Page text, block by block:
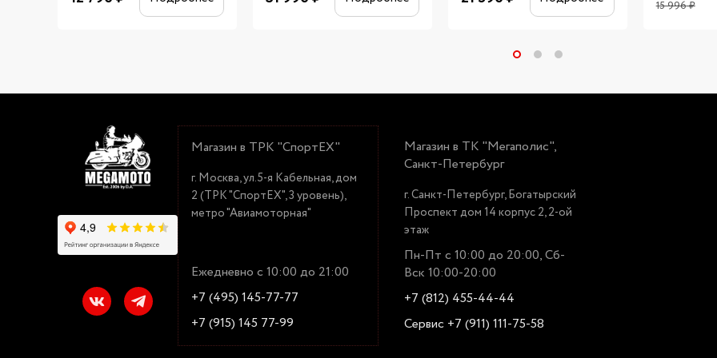
15 996₽
Магазин в ТРК "СпортЕХ"
г. Москва, ул.5-я Кабельная, дом
2 (ТРК "СпортЕХ", 3 уровень),
метро "Авиамоторная"
Ежедневно с 10:00 до 21:00
+7 (495) 145-77-77
+7 (915) 145 77-99
Магазин в ТК "Мегаполис",
Санкт-Петербург
г. Санкт-Петербург, Богатырский
Проспект дом 14 корпус 2, 2-ой
этаж
Пн-Пт с 10:00 до 20:00, Сб-
Вск 10:00-20:00
+7 (812) 455-44-44
Сервис +7 (911) 111-75-58